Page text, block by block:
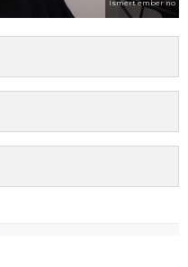
Ismert ember no